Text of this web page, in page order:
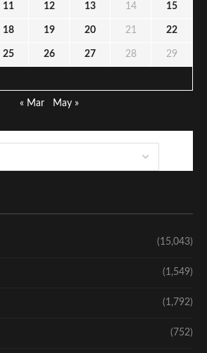
11 12 13 14 15
18 19 20 21 22
25 26 27 28 29
« Mar May »
(15,043)
(1,549)
(1,792)
(752)